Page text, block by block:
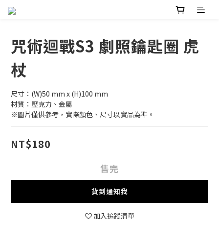
咒術迴戰S3 劇照鑰匙圈 虎
杖
尺寸：(W)50 mm x (H)100 mm
材質：壓克力、金屬
※圖片僅供參考，實際顏色、尺寸以實品為準。
NT$180
售完
貨到通知我
加入追蹤清單